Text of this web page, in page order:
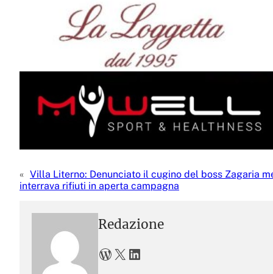
« Villa Literno: Denunciato il cugino del boss Zagaria
interrava rifiuti in aperta campagna
Redazione
WordPress X LinkedIn